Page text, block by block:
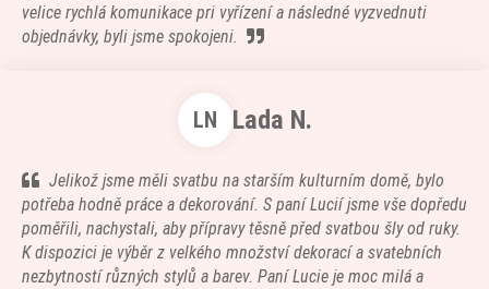
velice rychlá komunikace pri vyřízení a následné vyzvednuti
objednávky, byli jsme spokojeni.
LN Lada N.
Jelikož jsme měli svatbu na starším kulturním domě, bylo
potřeba hodně práce a dekorování. S paní Lucií jsme vše dopředu
poměřili, nachystali, aby přípravy těsně před svatbou šly od ruky.
K dispozici je výběr z velkého množství dekorací a svatebních
nezbytností různých stylů a barev. Paní Lucie je moc milá a